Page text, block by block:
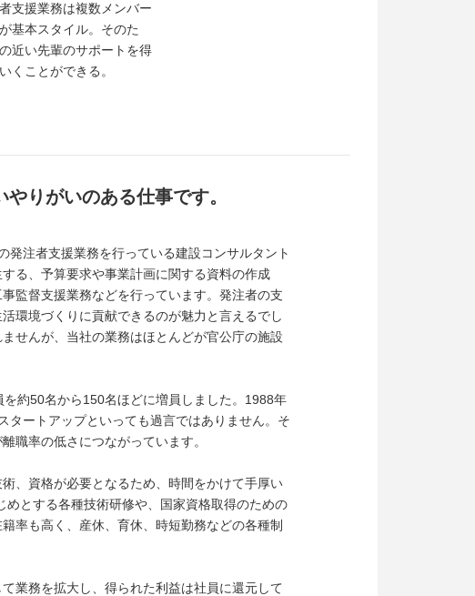
支援業務は複数メンバー
基本スタイル。そのた
近い先輩のサポートを得
くことができる。
りがいのある仕事です。
注者支援業務を行っている建設コンサルタント
る、予算要求や事業計画に関する資料の作成
監督支援業務などを行っています。発注者の支
環境づくりに貢献できるのが魅力と言えるでし
せんが、当社の業務はほとんどが官公庁の施設
約50名から150名ほどに増員しました。1988年
タートアップといっても過言ではありません。そ
職率の低さにつながっています。
、資格が必要となるため、時間をかけて手厚い
とする各種技術研修や、国家資格取得のための
率も高く、産休、育休、時短勤務などの各種制
業務を拡大し、得られた利益は社員に還元して